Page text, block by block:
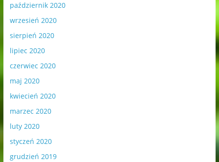
październik 2020
wrzesień 2020
sierpień 2020
lipiec 2020
czerwiec 2020
maj 2020
kwiecień 2020
marzec 2020
luty 2020
styczeń 2020
grudzień 2019